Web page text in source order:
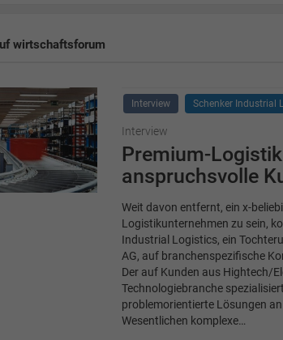
wirtschaftsforum
Interview Schenker Industrial
Interview
Premium-
anspruchsvolle
Weit davon entfernt, ein x-
Logistikunternehmen zu sein,
Industrial Logistics, ein
AG, auf branchenspezifische
Der auf Kunden aus Hightech/
Technologiebranche
problemorientierte Lösungen
Wesentlichen komplexe…